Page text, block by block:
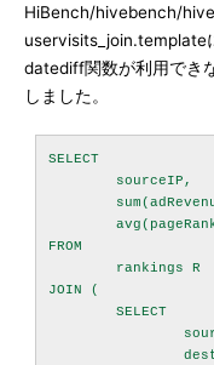
HiBench/hivebench/
uservisits_join.template
datediff関数が利用でき
しました。
SELECT
	avg(pageRank)
FROM
JOIN (
	SELECT
		destURL,